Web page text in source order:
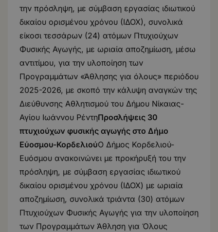
την πρόσληψη, με σύμβαση εργασίας ιδιωτικού
δικαίου ορισμένου χρόνου (ΙΔΟΧ), συνολικά
είκοσι τεσσάρων (24) ατόμων Πτυχιούχων
Φυσικής Αγωγής, με ωριαία αποζημίωση, μέσω
αντιτίμου, για την υλοποίηση των
Προγραμμάτων «Άθλησης για όλους» περιόδου
2025-2026, με σκοπό την κάλυψη αναγκών της
Διεύθυνσης Αθλητισμού του Δήμου Νίκαιας-
Αγίου Ιωάννου ΡέντηΠροσλήψεις 30
πτυχιούχων φυσικής αγωγής στο Δήμο
Εύοσμου-ΚορδελιούΟ Δήμος Κορδελιού-
Ευόσμου ανακοινώνει με προκήρυξή του την
πρόσληψη, με σύμβαση εργασίας ιδιωτικού
δικαίου ορισμένου χρόνου (ΙΔΟΧ) με ωριαία
αποζημίωση, συνολικά τριάντα (30) ατόμων
Πτυχιούχων Φυσικής Αγωγής για την υλοποίηση
των Προγραμμάτων Άθληση για Όλους